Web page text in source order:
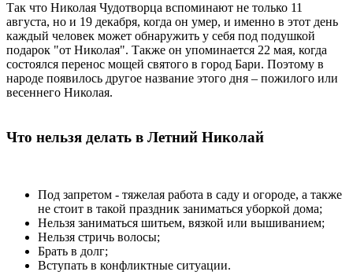
Так что Николая Чудотворца вспоминают не только 11
августа, но и 19 декабря, когда он умер, и именно в этот день
каждый человек может обнаружить у себя под подушкой
подарок "от Николая". Также он упоминается 22 мая, когда
состоялся перенос мощей святого в город Бари. Поэтому в
народе появилось другое название этого дня – пожилого или
весеннего Николая.
Что нельзя делать в Летний Николай
Под запретом - тяжелая работа в саду и огороде, а также
не стоит в такой праздник заниматься уборкой дома;
Нельзя заниматься шитьем, вязкой или вышиванием;
Нельзя стричь волосы;
Брать в долг;
Вступать в конфликтные ситуации.